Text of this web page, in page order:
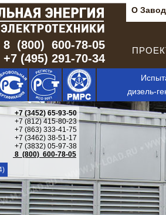
О
8 (800) 600-78-05
+7 (495) 291-70-34
дизель-
+7 (3452) 65-93-50
+7 (812) 415-80-23
+7 (863) 333-41-75
+7 (3462) 38-51-17
+7 (3832) 05-97-38
8 (800) 600-78-05